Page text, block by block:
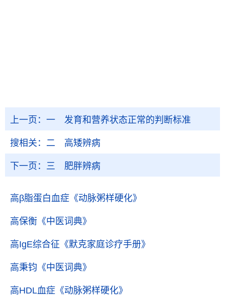
上一页： 一 发育和营养状态正常的判断标准
搜相关： 二 高矮辨病
下一页： 三 肥胖辨病
高β脂蛋白血症 《动脉粥样硬化》
高保衡 《中医词典》
高IgE综合征 《默克家庭诊疗手册》
高秉钧 《中医词典》
高HDL血症 《动脉粥样硬化》